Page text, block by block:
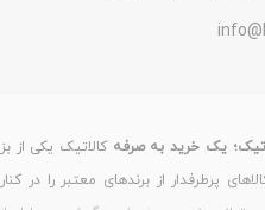
فارسی دارد
یک خرید به صرفه کالاتیک یکی از
پرطرفدار از برندهای معتبر را در